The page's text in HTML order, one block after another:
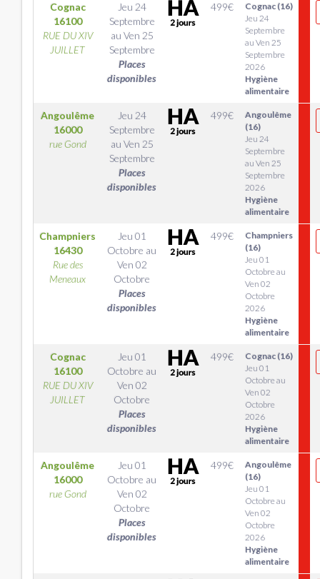
Cognac
16100
RUE DU XIV
JUILLET
Jeu 24
Septembre
au Ven 25
Septembre
Places
disponibles
499€
Cognac (16)
Jeu 24
Septembre
au Ven 25
Septembre
2026
Hygiène
alimentaire
Angoulême
16000
rue Gond
Jeu 24
Septembre
au Ven 25
Septembre
Places
disponibles
499€
Angoulême
(16)
Jeu 24
Septembre
au Ven 25
Septembre
2026
Hygiène
alimentaire
Champniers
16430
Rue des
Meneaux
Jeu 01
Octobre au
Ven 02
Octobre
Places
disponibles
499€
Champniers
(16)
Jeu 01
Octobre au
Ven 02
Octobre
2026
Hygiène
alimentaire
Cognac
16100
RUE DU XIV
JUILLET
Jeu 01
Octobre au
Ven 02
Octobre
Places
disponibles
499€
Cognac (16)
Jeu 01
Octobre au
Ven 02
Octobre
2026
Hygiène
alimentaire
Angoulême
16000
rue Gond
Jeu 01
Octobre au
Ven 02
Octobre
Places
disponibles
499€
Angoulême
(16)
Jeu 01
Octobre au
Ven 02
Octobre
2026
Hygiène
alimentaire